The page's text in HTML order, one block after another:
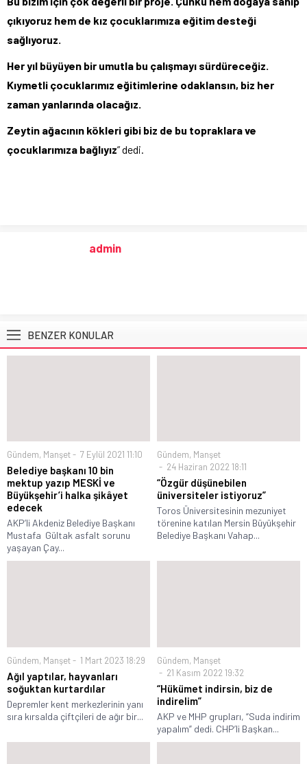
çıkıyoruz hem de kız çocuklarımıza eğitim desteği
sağlıyoruz.
Her yıl büyüyen bir umutla bu çalışmayı sürdüreceğiz.
Kıymetli çocuklarımız eğitimlerine odaklansın, biz her
zaman yanlarında olacağız.
Zeytin ağacının kökleri gibi biz de bu topraklara ve
çocuklarımıza bağlıyız” dedi.
admin
BENZER KONULAR
Gündem, Manşet 7 Eylül 2021 11:10
Belediye başkanı 10 bin
mektup yazıp MESKİ ve
Büyükşehir’i halka şikâyet
edecek
AKP’li Akdeniz Belediye Başkanı
Mustafa Gültak asfalt sorunu
yaşayan Çay...
Gündem, Manşet
24 Haziran 2022 18:11
“Özgür düşünebilen
üniversiteler istiyoruz”
Toros Üniversitesinin mezuniyet
törenine katılan Mersin Büyükşehir
Belediye Başkanı Vahap...
Gündem, Manşet 1 Mart 2023 18:29
Ağıl yaptılar, hayvanları
soğuktan kurtardılar
Depremler kent merkezlerinin yanı
sıra kırsalda çiftçileri de ağır bir...
Gündem, Manşet
21 Kasım 2022 19:32
“Hükümet indirsin, biz de
indirelim”
AKP ve MHP grupları, “Suda indirim
yapalım” dedi. CHP’li Başkan...